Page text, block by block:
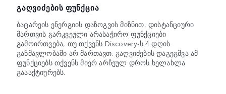
ᲒᲐᲦᲕᲘᲫᲔᲑᲘᲡ ᲤᲣᲜᲥᲪᲘᲐ
ბატარეის ენერგიის დაზოგვის მიზნით, დისტანციური
მართვის გარკვეული არასაჭირო ფუნქციები
გამოირთვება, თუ თქვენს Discovery-ს 4 დღის
განმავლობაში არ მართავთ. გაღვიძების დაგეგმვა ამ
ფუნქციებს თქვენს მიერ არჩეულ დროს ხელახლა
გაააქტიურებს.